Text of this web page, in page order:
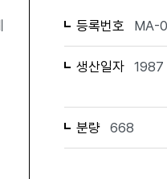
등록번호 MA-
생산일자 1987
분량 668